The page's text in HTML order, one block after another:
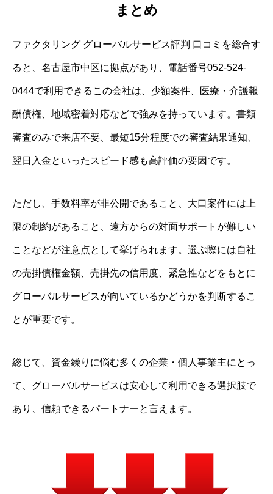
まとめ
ファクタリング グローバルサービス評判 口コミを総合す
ると、名古屋市中区に拠点があり、電話番号052-524-
0444で利用できるこの会社は、少額案件、医療・介護報
酬債権、地域密着対応などで強みを持っています。書類
審査のみで来店不要、最短15分程度での審査結果通知、
翌日入金といったスピード感も高評価の要因です。
ただし、手数料率が非公開であること、大口案件には上
限の制約があること、遠方からの対面サポートが難しい
ことなどが注意点として挙げられます。選ぶ際には自社
の売掛債権金額、売掛先の信用度、緊急性などをもとに
グローバルサービスが向いているかどうかを判断するこ
とが重要です。
総じて、資金繰りに悩む多くの企業・個人事業主にとっ
て、グローバルサービスは安心して利用できる選択肢で
あり、信頼できるパートナーと言えます。